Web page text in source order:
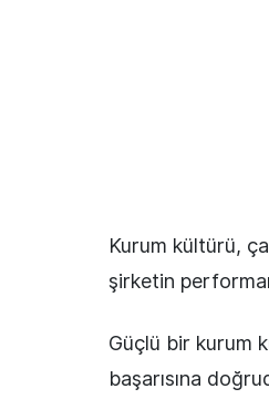
Kurum kültürü,
şirketin
Güçlü bir kurum
başarısına